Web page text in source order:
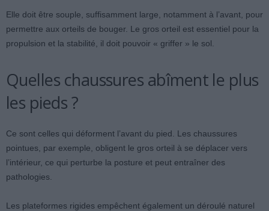
Elle doit être souple, suffisamment large, notamment à l’avant, pour
permettre aux orteils de bouger. Le gros orteil est essentiel pour la
propulsion et la stabilité, il doit pouvoir « griffer » le sol.
Quelles chaussures abîment le plus
les pieds ?
Ce sont celles qui déforment l’avant du pied. Les chaussures
pointues, par exemple, obligent le gros orteil à se déplacer vers
l’intérieur, ce qui perturbe la posture et peut entraîner des
pathologies.
Les plateformes rigides empêchent également un déroulé naturel